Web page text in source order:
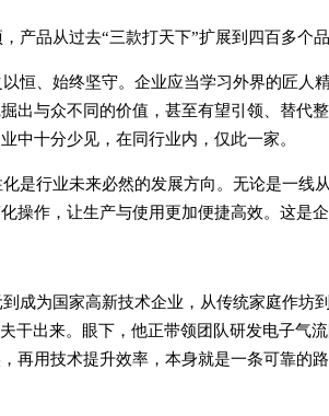
产品从过去“三款打天下”扩展到四百多个品
恒、始终坚守。企业应当学习外界的匠人
出与众不同的价值，甚至有望引领、替代
中十分少见，在同行业内，仅此一家。
是行业未来必然的发展方向。无论是一线
操作，让生产与使用更加便捷高效。这是
到成为国家高新技术企业，从传统家庭作坊
干出来。眼下，他正带领团队研发电子气
再用技术提升效率，本身就是一条可靠的路